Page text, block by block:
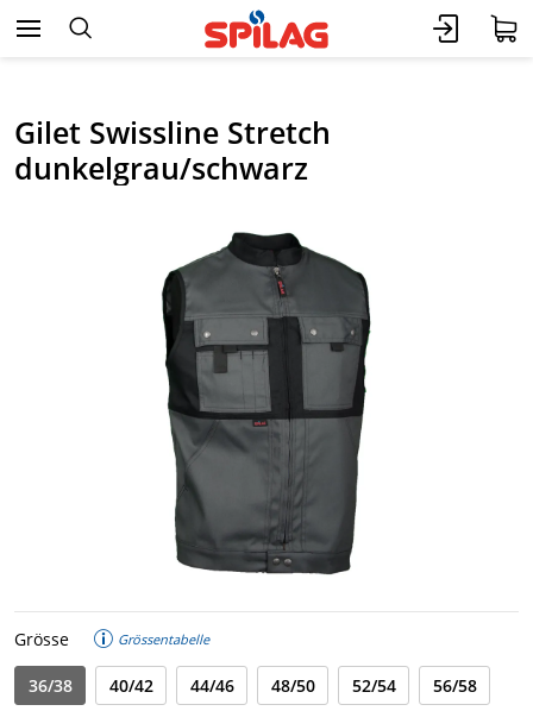
Gilet Swissline Stretch
dunkelgrau/schwarz
Grösse Grössentabelle
36/38 40/42 44/46 48/50 52/54 56/58